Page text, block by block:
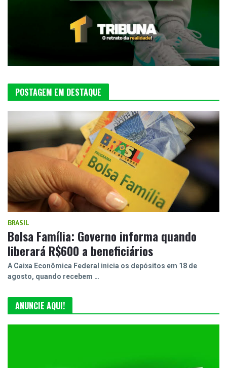
POSTAGEM EM DESTAQUE
BRASIL
Bolsa Família: Governo informa quando
liberará R$600 a beneficiários
A Caixa Econômica Federal inicia os depósitos em 18 de
agosto, quando recebem …
ANUNCIE AQUI!